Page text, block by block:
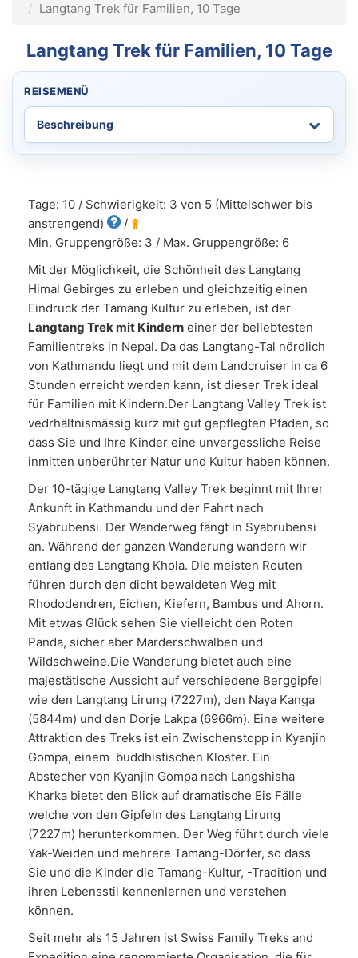
Langtang Trek für Familien, 10 Tage
Langtang Trek für Familien, 10 Tage
REISEMENÜ
Tage: 10 / Schwierigkeit: 3 von 5 (Mittelschwer bis
anstrengend)
/
Min. Gruppengröße: 3 / Max. Gruppengröße: 6
Mit der Möglichkeit, die Schönheit des Langtang
Himal Gebirges zu erleben und gleichzeitig einen
Eindruck der Tamang Kultur zu erleben, ist der
Langtang Trek mit Kindern einer der beliebtesten
Familientreks in Nepal. Da das Langtang-Tal nördlich
von Kathmandu liegt und mit dem Landcruiser in ca 6
Stunden erreicht werden kann, ist dieser Trek ideal
für Familien mit Kindern.Der Langtang Valley Trek ist
vedrhältnismässig kurz mit gut gepflegten Pfaden, so
dass Sie und Ihre Kinder eine unvergessliche Reise
inmitten unberührter Natur und Kultur haben können.
Der 10-tägige Langtang Valley Trek beginnt mit Ihrer
Ankunft in Kathmandu und der Fahrt nach
Syabrubensi. Der Wanderweg fängt in Syabrubensi
an. Während der ganzen Wanderung wandern wir
entlang des Langtang Khola. Die meisten Routen
führen durch den dicht bewaldeten Weg mit
Rhododendren, Eichen, Kiefern, Bambus und Ahorn.
Mit etwas Glück sehen Sie vielleicht den Roten
Panda, sicher aber Marderschwalben und
Wildschweine.Die Wanderung bietet auch eine
majestätische Aussicht auf verschiedene Berggipfel
wie den Langtang Lirung (7227m), den Naya Kanga
(5844m) und den Dorje Lakpa (6966m). Eine weitere
Attraktion des Treks ist ein Zwischenstopp in Kyanjin
Gompa, einem buddhistischen Kloster. Ein
Abstecher von Kyanjin Gompa nach Langshisha
Kharka bietet den Blick auf dramatische Eis Fälle
welche von den Gipfeln des Langtang Lirung
(7227m) herunterkommen. Der Weg führt durch viele
Yak-Weiden und mehrere Tamang-Dörfer, so dass
Sie und die Kinder die Tamang-Kultur, -Tradition und
ihren Lebensstil kennenlernen und verstehen
können.
Seit mehr als 15 Jahren ist Swiss Family Treks and